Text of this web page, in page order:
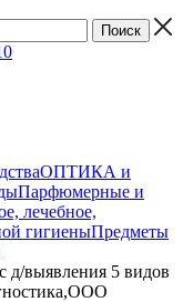
ОПТИКА и
Парфюмерные и
лечебное,
гигиеныПредметы
выявления 5 видов